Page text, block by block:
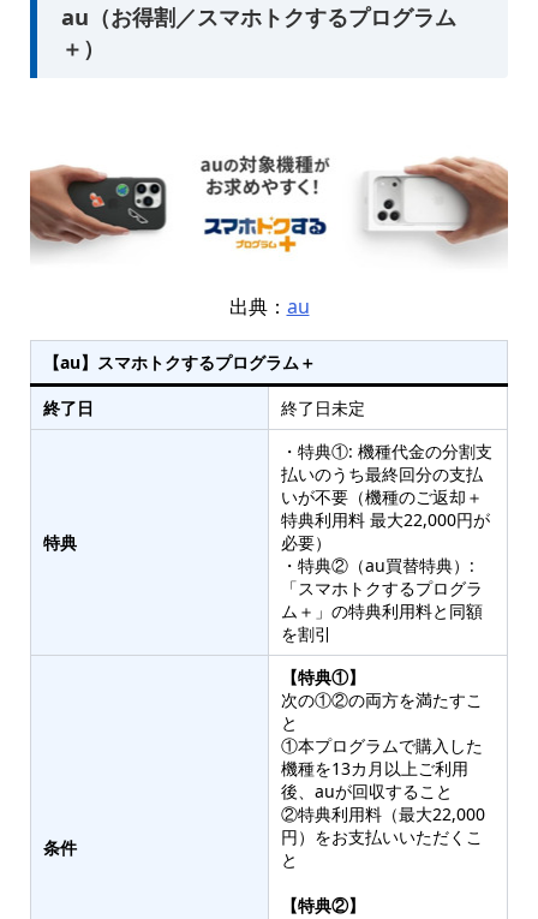
au（お得割／スマホトクするプログラム
＋）
出典： au
【au】スマホトクするプログラム＋
終了日
終了日未定
特典
・特典①: 機種代金の分割支
払いのうち最終回分の支払
いが不要（機種のご返却＋
特典利用料 最大22,000円が
必要）
・特典②（au買替特典）:
「スマホトクするプログラ
ム＋」の特典利用料と同額
を割引
条件
【特典①】
次の①②の両方を満たすこ
と
①本プログラムで購入した
機種を13カ月以上ご利用
後、auが回収すること
②特典利用料（最大22,000
円）をお支払いいただくこ
と
【特典②】